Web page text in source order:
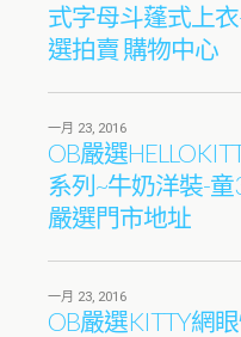
式字母斗蓬式上
選拍賣 購物中心
一月 23, 2016
OB嚴選
系列~牛奶洋裝-童
嚴選門市地址
一月 23, 2016
OB嚴選KITTY網